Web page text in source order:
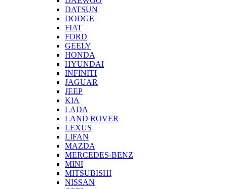
DATSUN
DODGE
FIAT
FORD
GEELY
HONDA
HYUNDAI
INFINITI
JAGUAR
JEEP
KIA
LADA
LAND ROVER
LEXUS
LIFAN
MAZDA
MERCEDES-BENZ
MINI
MITSUBISHI
NISSAN